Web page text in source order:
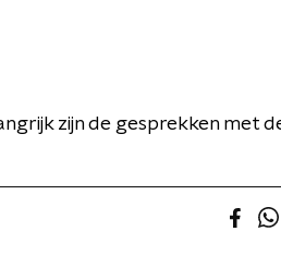
zijn de gesprekken met